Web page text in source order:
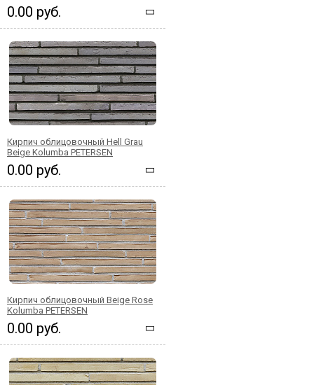
0.00 руб.
Кирпич облицовочный Hell Grau
Beige Kolumba PETERSEN
0.00 руб.
Кирпич облицовочный Beige Rose
Kolumba PETERSEN
0.00 руб.